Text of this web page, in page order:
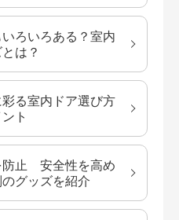
ろいろある？室内
は？
る室内ドア選び方
ト
防止 安全性を高め
グッズを紹介